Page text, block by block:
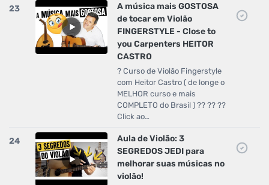
23
A música mais GOSTOSA
de tocar em Violão
FINGERSTYLE - Close to
you Carpenters HEITOR
CASTRO
? Curso de Violão Fingerstyle
com Heitor Castro ( de longe o
MELHOR curso e mais
COMPLETO do Brasil ) ?? ?? ??
Click ao…
24
Aula de Violão: 3
SEGREDOS JEDI para
melhorar suas músicas no
violão!